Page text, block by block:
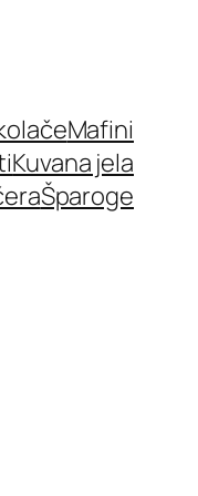
Mafini
Kuvana jela
Šparoge